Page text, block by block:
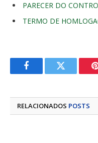
PARECER DO
TERMO DE
FacebookTwitter
RELACIONADOS POSTS